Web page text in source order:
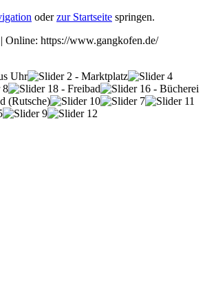
oderzur Startseite springen.
| Online: https://www.gangkofen.de/